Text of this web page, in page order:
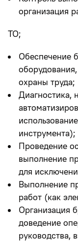
организация
TO;
Обеспечение
охраны труда;
Диагностика,
инструмента);
Проведение
выполнение
для
Выполнение
работ (как
Организация
доведение
руководства,